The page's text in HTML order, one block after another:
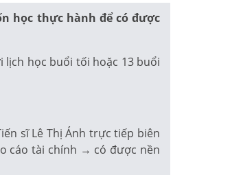
học thực hành để có được
lịch học buổi tối hoặc 13 buổi
sĩ Lê Thị Ánh trực tiếp biên
cáo tài chính → có được nền